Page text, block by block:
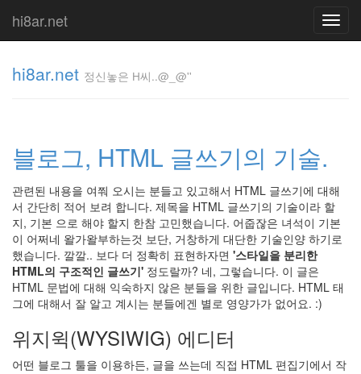
hi8ar.net
hi8ar.net 정신놓은 H씨..@_@''
블로그, HTML 글쓰기의 기술.
관련된 내용을 여쭤 오시는 분들고 있고해서 HTML 글쓰기에 대해
서 간단히 적어 보려 합니다. 제목을 HTML 글쓰기의 기술이라 할
지, 기본 으로 해야 할지 한참 고민했습니다. 어줍잖은 녀석이 기본
이 어쩌네 왈가왈부하는것 보단, 거창하게 대단한 기술인양 하기로
했습니다. 깔깔.. 보다 더 정확히 표현하자면 '스타일을 분리한
HTML의 구조적인 글쓰기' 정도랄까? 네, 그렇습니다. 이 글은
HTML 문법에 대해 익숙하지 않은 분들을 위한 글입니다. HTML 태
그에 대해서 잘 알고 계시는 분들에겐 별로 영양가가 없어요. :)
위지윅(WYSIWIG) 에디터
어떤 블로그 툴을 이용하든, 글을 쓰는데 직접 HTML 편집기에서 작
씨..@_@''
hi8ar
Tag
Cloud
Danity
Kane
Retro
해